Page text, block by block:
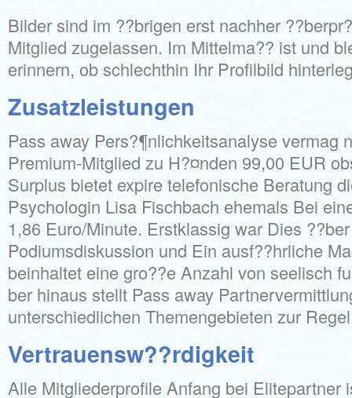
Bilder sind im ??brigen erst nachher
Mitglied zugelassen. Im Mittelma?? ist und
erinnern, ob schlechthin Ihr Profilbild
Zusatzleistungen
Pass away Pers?¶nlichkeitsanalyse vermag
Premium-Mitglied zu H?¤nden 99,00 EUR
Surplus bietet expire telefonische Beratung
Psychologin Lisa Fischbach ehemals Bei
1,86 Euro/Minute. Erstklassig war Dies
Podiumsdiskussion und Ein ausf??hrliche
beinhaltet eine gro??e Anzahl von seelisch
ber hinaus stellt Pass away
unterschiedlichen Themengebieten zur
Vertrauensw??rdigkeit
Alle Mitgliederprofile Anfang bei Elitepartner